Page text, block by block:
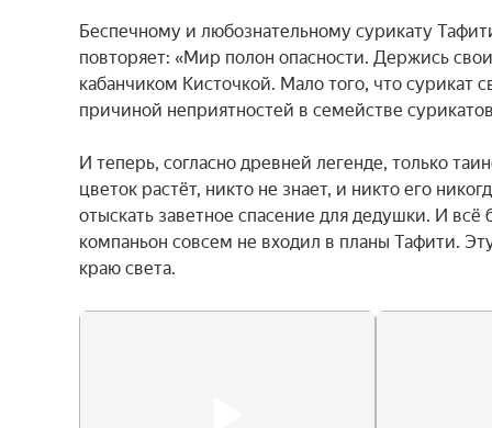
Беспечному и любознательному сурикату
повторяет: «Мир полон опасности. Держись
кабанчиком Кисточкой. Мало того, что сурикат
причиной неприятностей в семействе
И теперь, согласно древней легенде, только
цветок растёт, никто не знает, и никто его
отыскать заветное спасение для дедушки. И
компаньон совсем не входил в планы Тафити.
краю света.